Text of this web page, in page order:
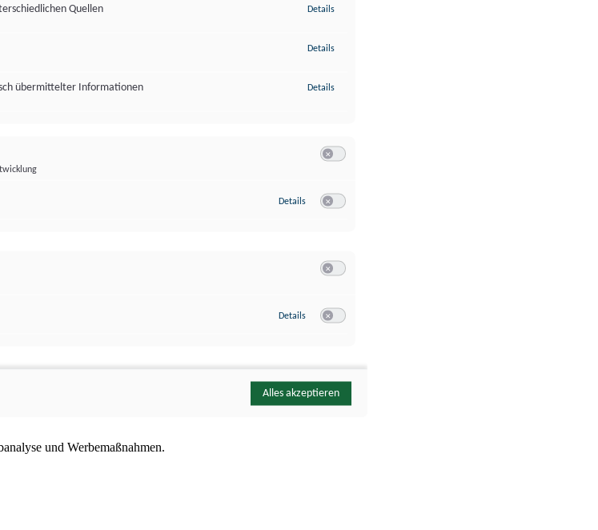
und Werbemaßnahmen.
Quellen
Details
Details
übermittelter Informationen Details
Details zu Google Analytics
Details zu YouTube
Alles akzeptieren